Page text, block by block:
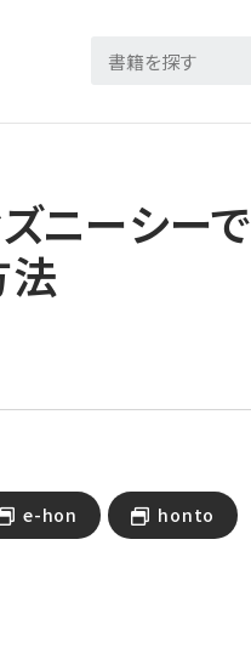
ニーシーで
法
e-hon honto